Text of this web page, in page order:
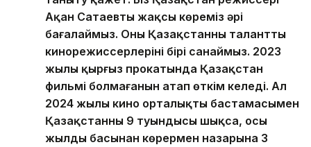
Ақан Сатаевты жақсы көреміз әрі
бағалаймыз. Оны Қазақстанның талантты
кинорежиссерлерінің бірі санаймыз. 2023
жылы қырғыз прокатында Қазақстан
фильмі болмағанын атап өткім келеді. Ал
2024 жылы кино орталықтың бастамасымен
Қазақстанның 9 туындысы шықса, осы
жылдың басынан көрермен назарына 3